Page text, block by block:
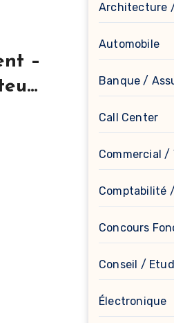
–
Architecture
Automobile
Banque /
Call Center
Commercial
Comptabilité
Concours
Conseil /
Électronique